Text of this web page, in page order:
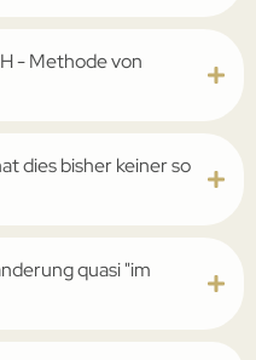
- Methode von
dies bisher keiner so
quasi "im